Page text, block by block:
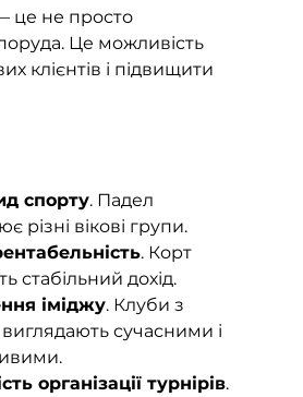
це не просто
Це можливість
клієнтів і підвищити
спорту. Падел
різні вікові групи.
. Корт
стабільний дохід.
іміджу. Клуби з
сучасними і
організації турнірів.